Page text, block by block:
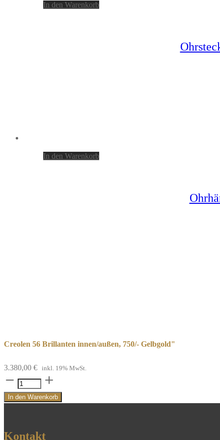
In den Warenkorb
In den Warenkorb
Creolen 56 Brillanten innen/außen, 750/- Gelbgold"
3.380,00 € inkl. 19% MwSt.
Creolen
56
750/-
In den Warenkorb
Kontakt